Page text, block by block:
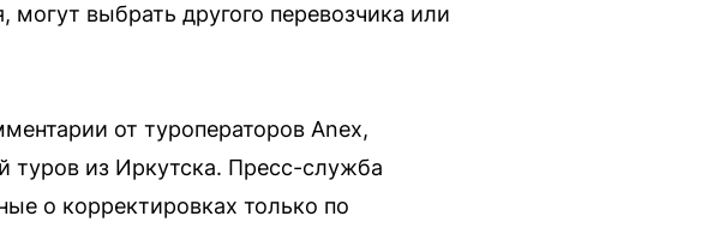
выбрать другого перевозчика или
от туроператоров Anex,
туров из Иркутска. Пресс-служба
о корректировках только по